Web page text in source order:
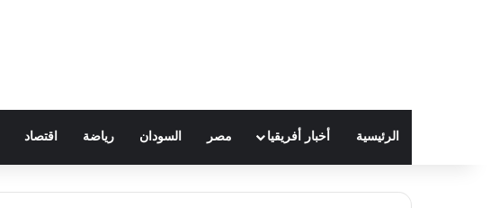
الرئيسية أخبار أفريقيا مصر السودان رياضة اقتصاد